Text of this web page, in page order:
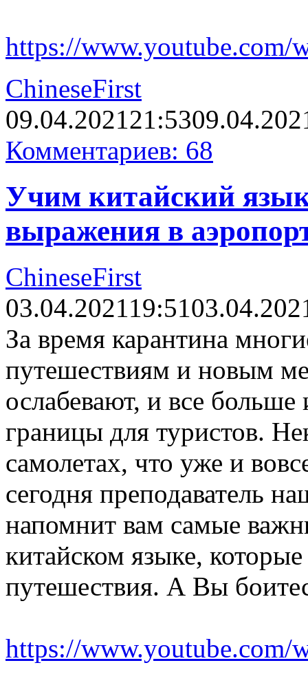
https://www.youtube.com/
ChineseFirst
09.04.202121:53
Комментариев: 68
Учим китайский
выражения в
ChineseFirst
03.04.2021 19:51
За время карантина
путешествиям и новым
ослабевают, и все
границы для туристов.
самолетах, что уже и
сегодня преподаватель
напомнит вам самые
китайском языке,
путешествия. А Вы
https://www.youtube.com/